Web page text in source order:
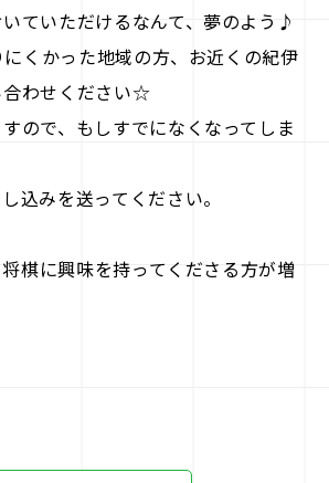
ていただけるなんて、夢のよう♪
くかった地域の方、お近くの紀伊
合わせください☆
ので、もしすでになくなってしま
込みを送ってください。
棋に興味を持ってくださる方が増